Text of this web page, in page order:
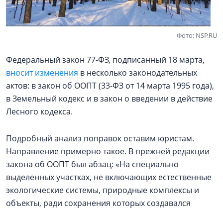
Фото: NSP.RU
Федеральный закон 77-ФЗ, подписанный 18 марта,
вносит изменения в несколько законодательных
актов: в закон об ООПТ (33-ФЗ от 14 марта 1995 года),
в Земельный кодекс и в закон о введении в действие
Лесного кодекса.
Подробный анализ поправок оставим юристам.
Направление примерно такое. В прежней редакции
закона об ООПТ был абзац: «На специально
выделенных участках, не включающих естественные
экологические системы, природные комплексы и
объекты, ради сохранения которых создавался